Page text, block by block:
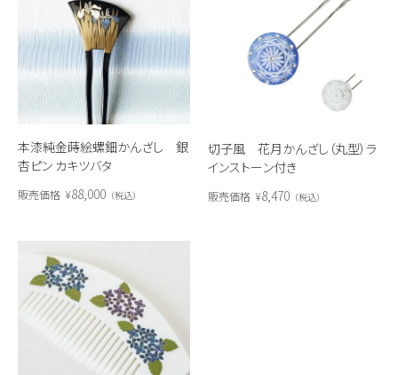
本漆純金蒔絵螺鈿かんざし 銀
杏ピン カキツバタ
販売価格 ¥88,000 税込
切子風 花月かんざし（丸型）ラ
インストーン付き
販売価格 ¥8,470 税込